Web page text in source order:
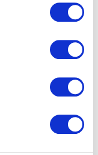
nutzen.